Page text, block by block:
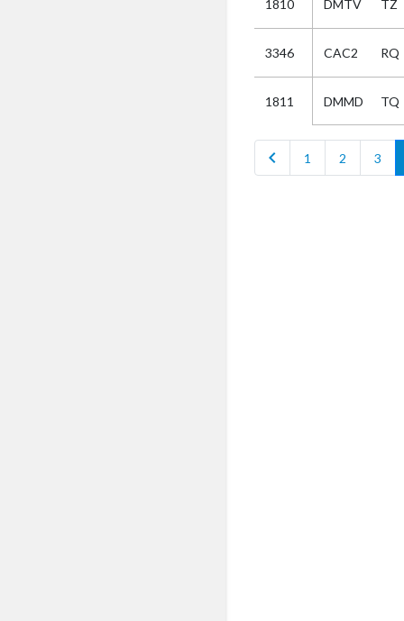
1810 DMTV TZ
3346 CAC2 RQ
1811 DMMD TQ
chevron_left 1 2 3